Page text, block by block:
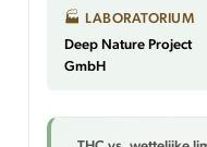
🏭 LABORATORIUM
Deep Nature Project
GmbH